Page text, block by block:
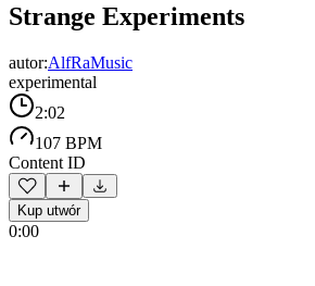
Strange Experiments
autor:AlfRaMusic
experimental
2:02
107 BPM
Content ID
Kup utwór
0:00